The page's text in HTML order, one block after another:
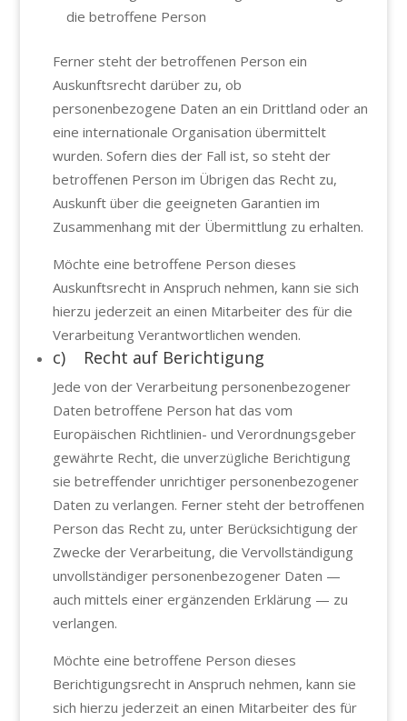
die betroffene Person
Ferner steht der betroffenen Person ein
Auskunftsrecht darüber zu, ob
personenbezogene Daten an ein Drittland oder an
eine internationale Organisation übermittelt
wurden. Sofern dies der Fall ist, so steht der
betroffenen Person im Übrigen das Recht zu,
Auskunft über die geeigneten Garantien im
Zusammenhang mit der Übermittlung zu erhalten.
Möchte eine betroffene Person dieses
Auskunftsrecht in Anspruch nehmen, kann sie sich
hierzu jederzeit an einen Mitarbeiter des für die
Verarbeitung Verantwortlichen wenden.
c) Recht auf Berichtigung
Jede von der Verarbeitung personenbezogener
Daten betroffene Person hat das vom
Europäischen Richtlinien- und Verordnungsgeber
gewährte Recht, die unverzügliche Berichtigung
sie betreffender unrichtiger personenbezogener
Daten zu verlangen. Ferner steht der betroffenen
Person das Recht zu, unter Berücksichtigung der
Zwecke der Verarbeitung, die Vervollständigung
unvollständiger personenbezogener Daten —
auch mittels einer ergänzenden Erklärung — zu
verlangen.
Möchte eine betroffene Person dieses
Berichtigungsrecht in Anspruch nehmen, kann sie
sich hierzu jederzeit an einen Mitarbeiter des für